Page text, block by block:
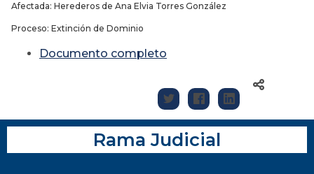
Afectada: Herederos de Ana Elvia Torres González
Proceso: Extinción de Dominio
Documento completo
Rama Judicial